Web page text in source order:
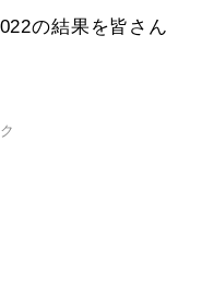
の結果を皆さん